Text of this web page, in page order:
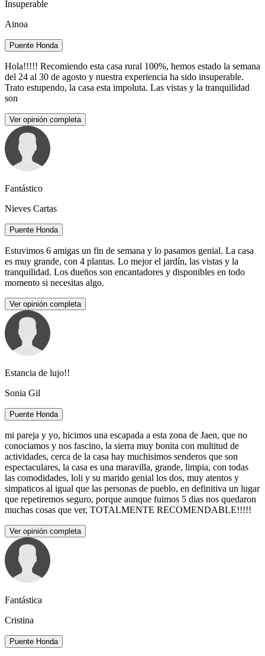
Insuperable
Ainoa
Puente Honda
Hola!!!!! Recomiendo esta casa rural 100%, hemos estado la semana
del 24 al 30 de agosto y nuestra experiencia ha sido insuperable.
Trato estupendo, la casa esta impoluta. Las vistas y la tranquilidad
son
Ver opinión completa
Fantástico
Nieves Cartas
Puente Honda
Estuvimos 6 amigas un fin de semana y lo pasamos genial. La casa
es muy grande, con 4 plantas. Lo mejor el jardín, las vistas y la
tranquilidad. Los dueños son encantadores y disponibles en todo
momento si necesitas algo.
Ver opinión completa
Estancia de lujo!!
Sonia Gil
Puente Honda
mi pareja y yo, hicimos una escapada a esta zona de Jaen, que no
conociamos y nos fascino, la sierra muy bonita con multitud de
actividades, cerca de la casa hay muchisimos senderos que son
espectaculares, la casa es una maravilla, grande, limpia, con todas
las comodidades, loli y su marido genial los dos, muy atentos y
simpaticos al igual que las personas de pueblo, en definitiva un lugar
que repetiremos seguro, porque aunque fuimos 5 dias nos quedaron
muchas cosas que ver, TOTALMENTE RECOMENDABLE!!!!!
Ver opinión completa
Fantástica
Cristina
Puente Honda